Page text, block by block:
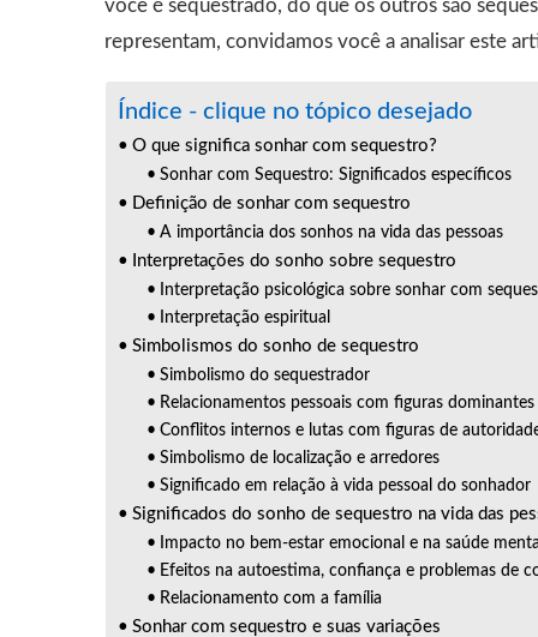
você é sequestrado, do que os outros são
representam, convidamos você a analisar este
Índice - clique no tópico desejado
O que significa sonhar com sequestro?
Sonhar com Sequestro: Significados específicos
Definição de sonhar com sequestro
A importância dos sonhos na vida das pessoas
Interpretações do sonho sobre sequestro
Interpretação psicológica sobre sonhar com
Interpretação espiritual
Simbolismos do sonho de sequestro
Simbolismo do sequestrador
Relacionamentos pessoais com figuras
Conflitos internos e lutas com figuras de
Simbolismo de localização e arredores
Significado em relação à vida pessoal do sonhador
Significados do sonho de sequestro na vida das
Impacto no bem-estar emocional e na saúde
Efeitos na autoestima, confiança e problemas de
Relacionamento com a família
Sonhar com sequestro e suas variações